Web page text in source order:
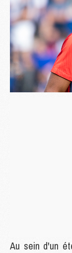
Au sein d'un